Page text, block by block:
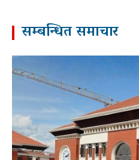
सम्बन्धित समाचार